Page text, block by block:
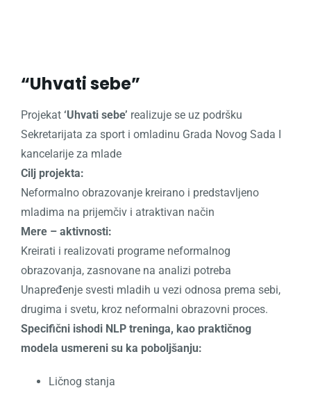
“Uhvati sebe”
Projekat ‘Uhvati sebe’ realizuje se uz podršku
Sekretarijata za sport i omladinu Grada Novog Sada I
kancelarije za mlade
Cilj projekta:
Neformalno obrazovanje kreirano i predstavljeno
mladima na prijemčiv i atraktivan način
Mere – aktivnosti:
Kreirati i realizovati programe neformalnog
obrazovanja, zasnovane na analizi potreba
Unapređenje svesti mladih u vezi odnosa prema sebi,
drugima i svetu, kroz neformalni obrazovni proces.
Specifični ishodi NLP treninga, kao praktičnog
modela usmereni su ka poboljšanju:
Ličnog stanja